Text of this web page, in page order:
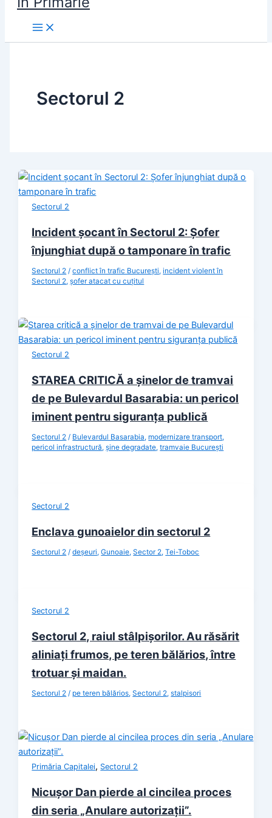
Sectorul 2
Sectorul 2
Incident șocant în Sectorul 2: Șofer
înjunghiat după o tamponare în trafic
Sectorul 2 /conflict în trafic București,incident violent în
Sectorul 2,șofer atacat cu cuțitul
Sectorul 2
STAREA CRITICĂ a șinelor de tramvai
de pe Bulevardul Basarabia: un pericol
iminent pentru siguranța publică
Sectorul 2 / Bulevardul Basarabia, modernizare transport,
pericol infrastructură,șine degradate,tramvaie București
Sectorul 2
Enclava gunoaielor din sectorul 2
Sectorul 2 /deșeuri,Gunoaie,Sector 2,Tei-Toboc
Sectorul 2
Sectorul 2, raiul stâlpișorilor. Au răsărit
aliniați frumos, pe teren bălărios, între
trotuar și maidan.
Sectorul 2 / pe teren bălărios,Sectorul 2,stalpisori
Primăria Capitalei, Sectorul 2
Nicușor Dan pierde al cincilea proces
din seria „Anulare autorizații”.